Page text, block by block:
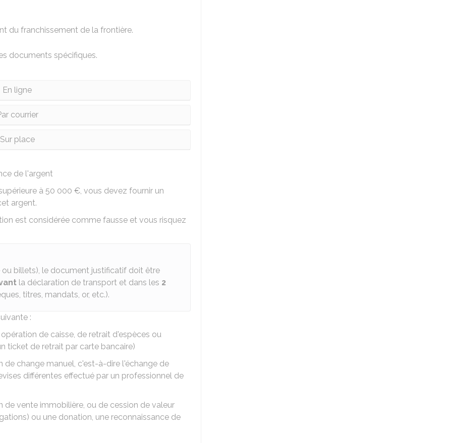
du franchissement de la frontière.
documents spécifiques.
En ligne
courrier
Sur place
de l'argent
à 50 000 €, vous devez fournir un
argent.
est considérée comme fausse et vous risquez
billets), le document justificatif doit être
la déclaration de transport et dans les 2
titres, mandats, or, etc.).
:
de caisse, de retrait d'espèces ou
ticket de retrait par carte bancaire)
change manuel, c'est-à-dire l'échange de
différentes effectué par un professionnel de
vente immobilière, ou de cession de valeur
ou une donation, une reconnaissance de